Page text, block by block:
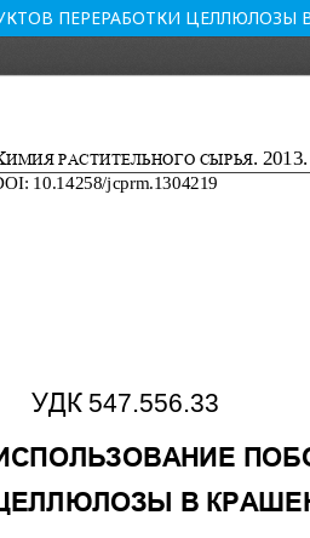
ПЕРЕРАБОТКИ